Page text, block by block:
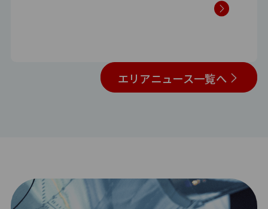
プレスリリース一覧へ
エリアニュース一覧へ